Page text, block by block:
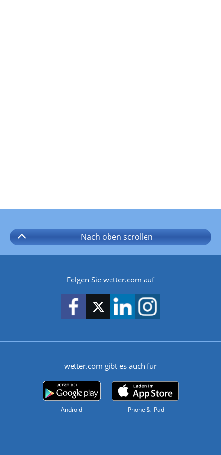
Nach oben scrollen
Folgen Sie wetter.com auf
wetter.com gibt es auch für
Android iPhone & iPad